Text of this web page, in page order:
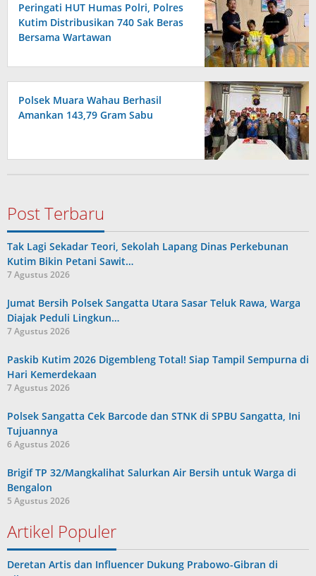
Peringati HUT Humas Polri, Polres
Kutim Distribusikan 740 Sak Beras
Bersama Wartawan
Polsek Muara Wahau Berhasil
Amankan 143,79 Gram Sabu
Post Terbaru
Tak Lagi Sekadar Teori, Sekolah Lapang Dinas Perkebunan
Kutim Bikin Petani Sawit…
7 Agustus 2026
Jumat Bersih Polsek Sangatta Utara Sasar Teluk Rawa, Warga
Diajak Peduli Lingkun…
7 Agustus 2026
Paskib Kutim 2026 Digembleng Total! Siap Tampil Sempurna di
Hari Kemerdekaan
7 Agustus 2026
Polsek Sangatta Cek Barcode dan STNK di SPBU Sangatta, Ini
Tujuannya
6 Agustus 2026
Brigif TP 32/Mangkalihat Salurkan Air Bersih untuk Warga di
Bengalon
5 Agustus 2026
Artikel Populer
Deretan Artis dan Influencer Dukung Prabowo-Gibran di